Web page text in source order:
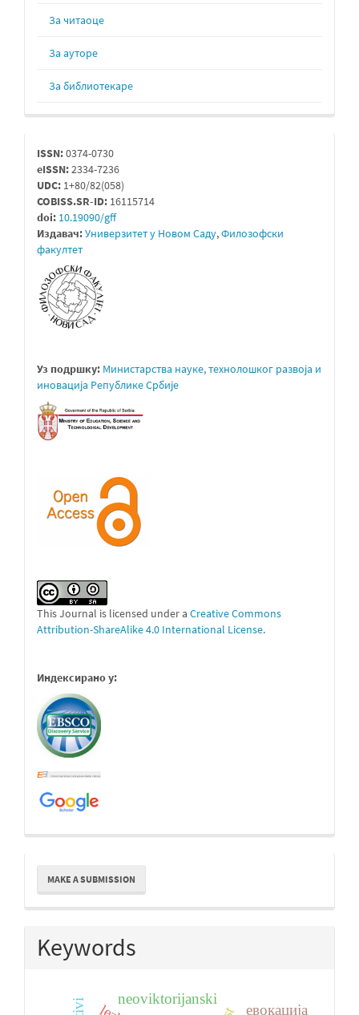
За читаоце
За ауторе
За библиотекаре
issn
ISSN:0374-0730
eISSN:2334-7236
UDC: 1+80/82(058)
COBISS.SR-ID: 16115714
doi: 10.19090/gff
Издавач:Универзитет у Новом Саду,Филозофски
факултет
Уз подршку: Министарствa науке, технолошког развоја и
иновација Републике Србије
This Journal is licensed under a Creative Commons
Attribution-ShareAlike 4.0 International License.
Индексирано у:
Make
Submission
MAKE A SUBMISSION
Keywords
neoviktorijanski
евокација